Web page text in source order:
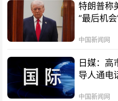
特朗普称
“最后机会
中国新闻网
日媒：高
导人通电
中国新闻网